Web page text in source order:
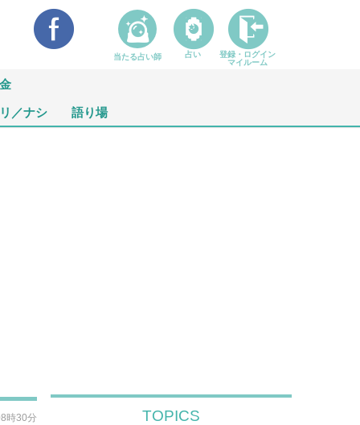
／ナシ 語り場
時30分 TOPICS
当たる占い師 占い
登録・ログイン
マイルーム